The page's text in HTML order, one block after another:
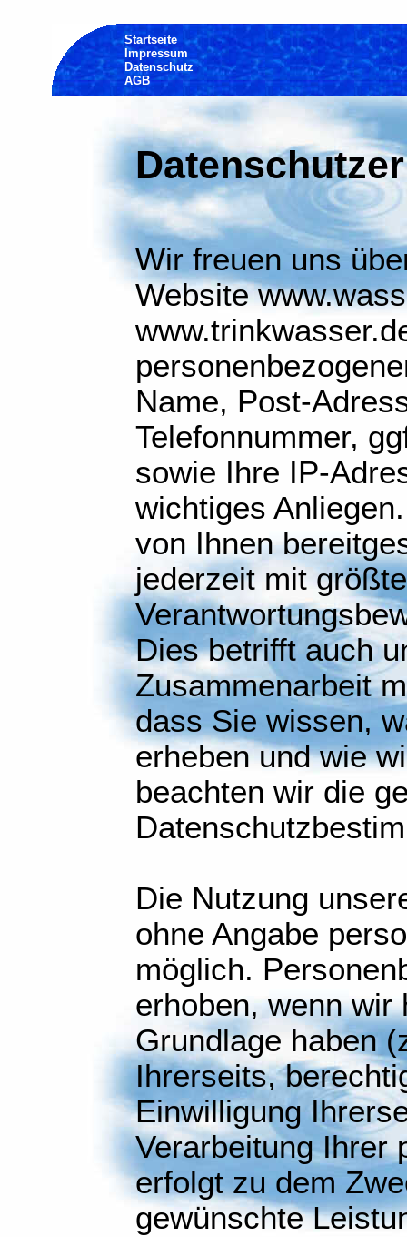
Startseite
Impressum
Datenschutz
AGB
Wir freuen uns
Website
Name, Post-
Telefonnummer,
sowie Ihre IP-
wichtiges
von Ihnen
jederzeit mit
Dies betrifft auch
Zusammenarbeit
dass Sie wissen,
erheben und wie
beachten wir die
Die Nutzung
ohne Angabe
möglich.
erhoben, wenn wir
Grundlage haben
Ihrerseits,
Einwilligung
Verarbeitung Ihrer
erfolgt zu dem
gewünschte